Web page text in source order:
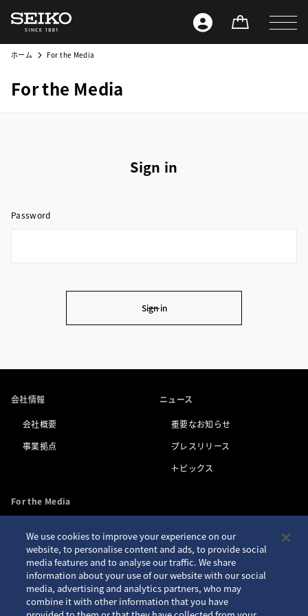
ホーム For the Media
For the Media
Sign in
Password
Sign in
会社情報
会社概要
事業拠点
ニュース
重要なお知らせ
プレスリリース
トピックス
For the Media
お問い合わせ
アクセシビリティ
プライバシーポリシー
サイトご利用案内
クッキーポリシー
サイトマップ
Seiko ID
We use cookies to improve your experience on our
website, to personalise content and ads, to provide social
media features and to analyse our traffic. We share
information about your use of our website with our social
media, advertising and analytics partners, who may
combine it with other information that you have